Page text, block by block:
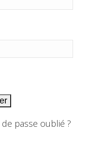
passe oublié ?